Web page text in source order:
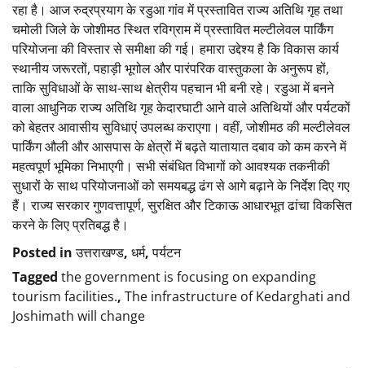
रहा है। आज रुद्रप्रयाग के रडुआ गांव में प्रस्तावित राज्य अतिथि गृह तथा
चमोली जिले के जोशीमठ स्थित रविग्राम में प्रस्तावित मल्टीलेवल पार्किंग
परियोजना की विस्तार से समीक्षा की गई। हमारा उद्देश्य है कि विकास कार्य
स्थानीय जरूरतों, पहाड़ी भूगोल और पारंपरिक वास्तुकला के अनुरूप हों,
ताकि सुविधाओं के साथ-साथ क्षेत्रीय पहचान भी बनी रहे। रडुआ में बनने
वाला आधुनिक राज्य अतिथि गृह केदारघाटी आने वाले अतिथियों और पर्यटकों
को बेहतर आवासीय सुविधाएं उपलब्ध कराएगा। वहीं, जोशीमठ की मल्टीलेवल
पार्किंग औली और आसपास के क्षेत्रों में बढ़ते यातायात दबाव को कम करने में
महत्वपूर्ण भूमिका निभाएगी। सभी संबंधित विभागों को आवश्यक तकनीकी
सुधारों के साथ परियोजनाओं को समयबद्ध ढंग से आगे बढ़ाने के निर्देश दिए गए
हैं। राज्य सरकार गुणवत्तापूर्ण, सुरक्षित और टिकाऊ आधारभूत ढांचा विकसित
करने के लिए प्रतिबद्ध है।
Posted inउत्तराखण्ड, धर्म,पर्यटन
Tagged the government is focusing on expanding
tourism facilities., The infrastructure of Kedarghati and
Joshimath will change